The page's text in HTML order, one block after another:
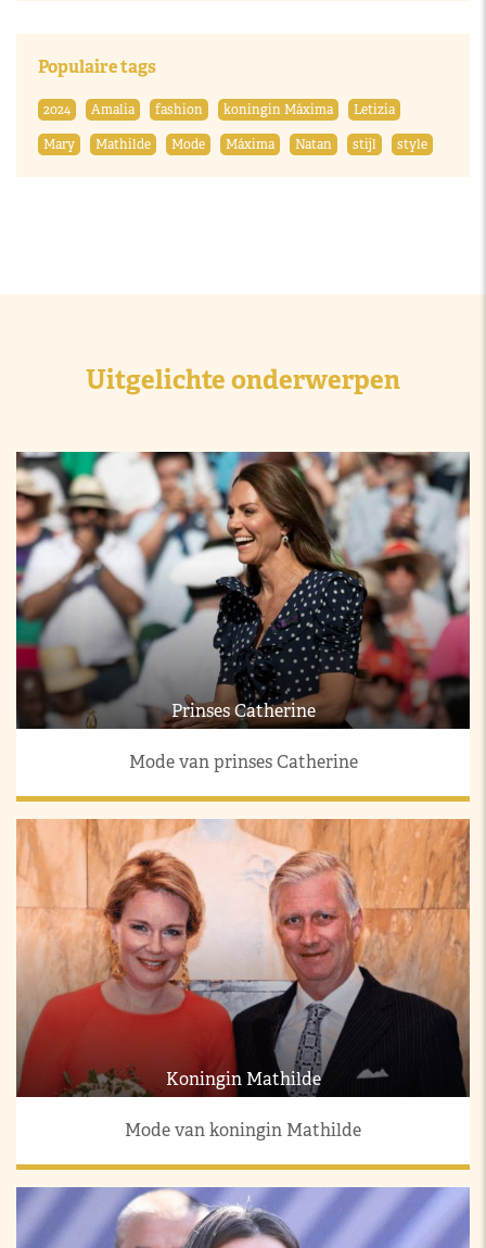
Populaire tags
2024 Amalia fashion koningin Máxima
Letizia
Mary
Mathilde Mode Máxima Natan stijl style
Uitgelichte onderwerpen
Prinses Catherine
Mode van prinses Catherine
Koningin Mathilde
Mode van koningin Mathilde